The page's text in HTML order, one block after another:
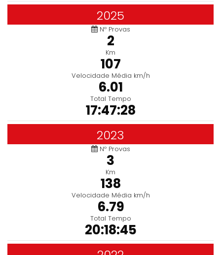
2025
Nº Provas
2
Km
107
Velocidade Média km/h
6.01
Total Tempo
17:47:28
2023
Nº Provas
3
Km
138
Velocidade Média km/h
6.79
Total Tempo
20:18:45